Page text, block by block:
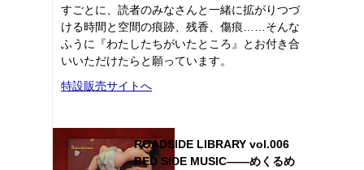
すごとに、読者のみなさんと一緒に拡がりつづ
ける時間と空間の痕跡、残香、傷痕……そんな
ふうに『わたしたちがいたところ』とお付き合
いいただけたらと願っています。
特設販売サイトへ
ROADSIDE LIBRARY vol.006
BED SIDE MUSIC――めくるめ